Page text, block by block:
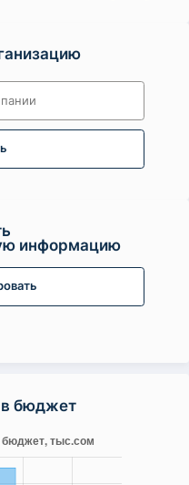
информацию
в бюджет